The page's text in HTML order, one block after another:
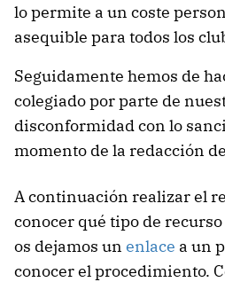
lo permite a un coste
asequible para todos los
Seguidamente hemos de
colegiado por parte de
disconformidad con lo
momento de la redacción
A continuación realizar el
conocer qué tipo de
os dejamos un enlace a un
conocer el procedimiento.